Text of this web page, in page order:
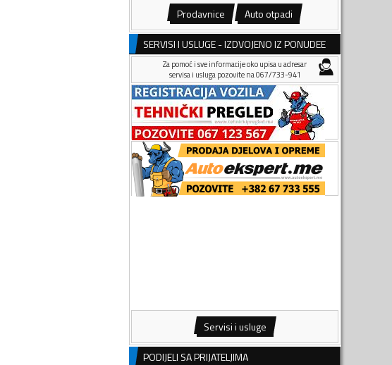
Prodavnice Auto otpadi
SERVISI I USLUGE - IZDVOJENO IZ PONUDEE
Za pomoć i sve informacije oko upisa u adresar
servisa i usluga pozovite na 067/733-941
Servisi i usluge
PODIJELI SA PRIJATELJIMA